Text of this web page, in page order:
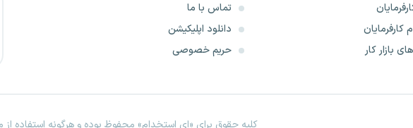
کارفرمایان
بازار کار
تماس با ما
دانلود اپلیکیشن
حریم خصوصی
کلیه حقوق برای «ای استخدام» محفوظ بوده و هرگونه استفاده